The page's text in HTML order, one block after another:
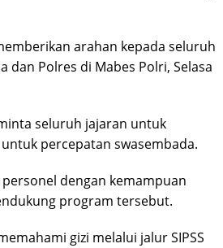
arahan kepada seluruh
dan Polres di Mabes Polri, Selasa
seluruh jajaran untuk
percepatan swasembada.
dengan kemampuan
program tersebut.
gizi melalui jalur SIPSS